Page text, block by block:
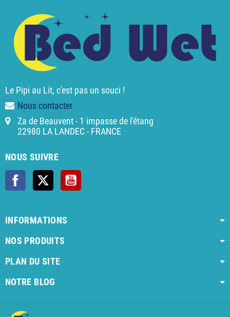
Le Pipi au Lit, c'est pas un souci !
Nous contacter
Za de Beauvent - 1 impasse de l'étang
22980 LA LANDEC - FRANCE
NOUS SUIVRE
Facebook
INFORMATIONS
NOS PRODUITS
PLAN DU SITE
NOTRE BLOG